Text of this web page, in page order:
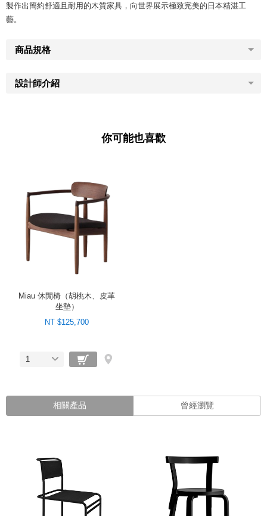
製作出簡約舒適且耐用的木質家具，向世界展示極致完美的日本精湛工
藝。
商品規格
設計師介紹
你可能也喜歡
Miau 休閒椅（胡桃木、皮革
坐墊）
NT $125,700
1
相關產品 曾經瀏覽